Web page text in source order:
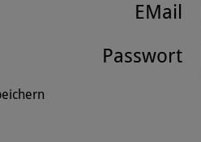
EMail
Passwort